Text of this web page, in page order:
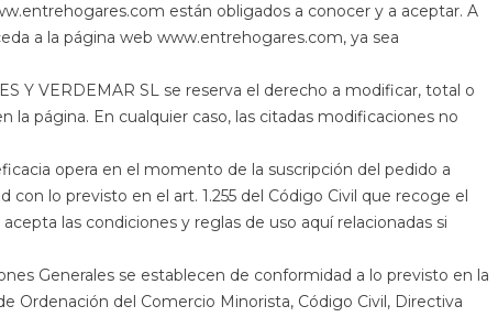
están obligados a conocer y a aceptar. A
a la página web www.entrehogares.com, ya sea
Y VERDEMAR SL se reserva el derecho a modificar, total o
página. En cualquier caso, las citadas modificaciones no
opera en el momento de la suscripción del pedido a
lo previsto en el art. 1.255 del Código Civil que recoge el
las condiciones y reglas de uso aquí relacionadas si
Generales se establecen de conformidad a lo previsto en la
Ordenación del Comercio Minorista, Código Civil, Directiva